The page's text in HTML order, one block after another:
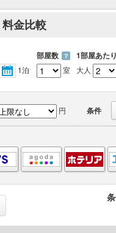
金比較
1泊
部屋数 ？
室
1部屋あた
大人
円 条件